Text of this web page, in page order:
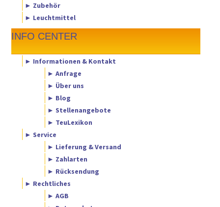
► Zubehör
► Leuchtmittel
INFO CENTER
► Informationen & Kontakt
► Anfrage
► Über uns
► Blog
► Stellenangebote
► TeuLexikon
► Service
► Lieferung & Versand
► Zahlarten
► Rücksendung
► Rechtliches
► AGB